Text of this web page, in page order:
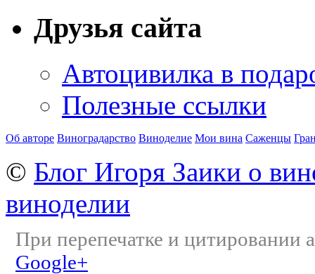
Друзья сайта
Автоцивилка в
Полезные ссылки
Об авторе Виноградарство Виноделие Мои вина Саженцы
© Блог Игоря Заики о
виноделии
При перепечатке и цитировании
Google+